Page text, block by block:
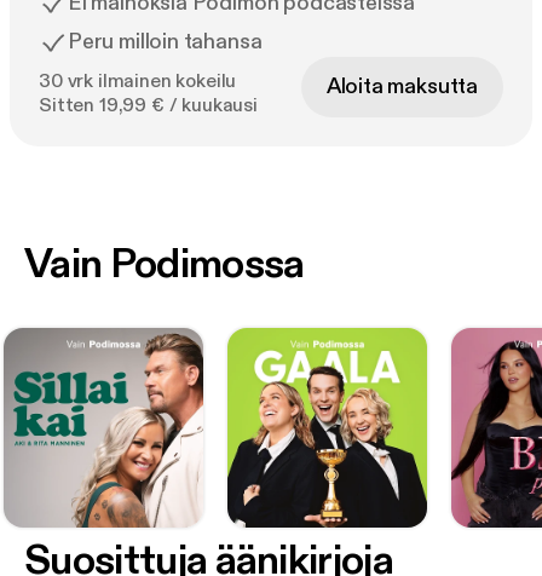
Peru milloin tahansa
30 vrk ilmainen kokeilu
Sitten 19,99 € / kuukausi
Aloita maksutta
Vain Podimossa
Suosittuja äänikirjoja